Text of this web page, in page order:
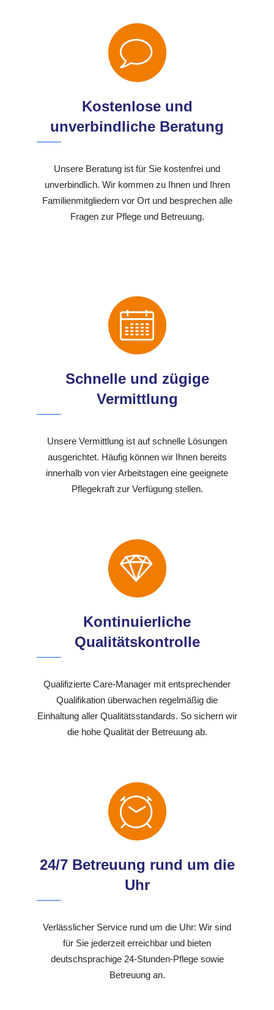
Kostenlose und
unverbindliche Beratung
Unsere Beratung ist für Sie kostenfrei und
unverbindlich. Wir kommen zu Ihnen und Ihren
Familienmitgliedern vor Ort und besprechen alle
Fragen zur Pflege und Betreuung.
Schnelle und zügige
Vermittlung
Unsere Vermittlung ist auf schnelle Lösungen
ausgerichtet. Häufig können wir Ihnen bereits
innerhalb von vier Arbeitstagen eine geeignete
Pflegekraft zur Verfügung stellen.
Kontinuierliche
Qualitätskontrolle
Qualifizierte Care-Manager mit entsprechender
Qualifikation überwachen regelmäßig die
Einhaltung aller Qualitätsstandards. So sichern wir
die hohe Qualität der Betreuung ab.
24/7 Betreuung rund um die
Uhr
Verlässlicher Service rund um die Uhr: Wir sind
für Sie jederzeit erreichbar und bieten
deutschsprachige 24-Stunden-Pflege sowie
Betreuung an.